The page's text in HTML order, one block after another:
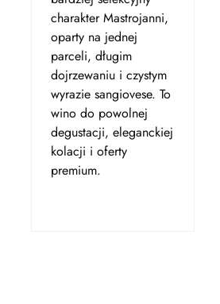
charakter Mastrojanni,
oparty na jednej
parceli, długim
dojrzewaniu i czystym
wyrazie sangiovese. To
wino do powolnej
degustacji, eleganckiej
kolacji i oferty
premium.